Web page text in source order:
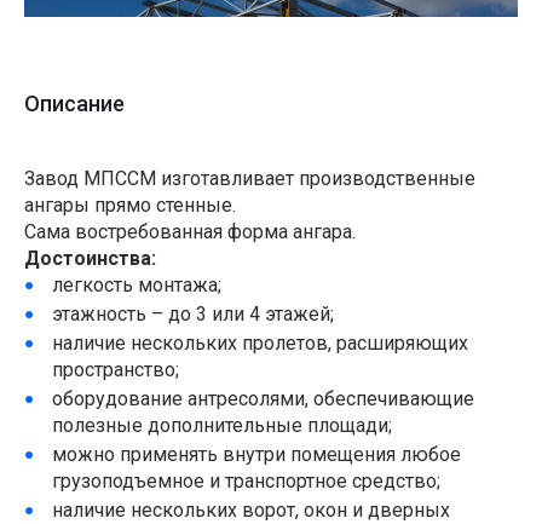
Описание
Завод МПССМ изготавливает производственные
ангары прямо стенные.
Сама востребованная форма ангара.
Достоинства:
легкость монтажа;
этажность – до 3 или 4 этажей;
наличие нескольких пролетов, расширяющих
пространство;
оборудование антресолями, обеспечивающие
полезные дополнительные площади;
можно применять внутри помещения любое
грузоподъемное и транспортное средство;
наличие нескольких ворот, окон и дверных